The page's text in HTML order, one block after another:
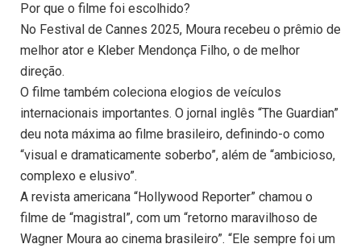
Por que o filme foi escolhido?
No Festival de Cannes 2025, Moura recebeu o prêmio de
melhor ator e Kleber Mendonça Filho, o de melhor
direção.
O filme também coleciona elogios de veículos
internacionais importantes. O jornal inglês “The Guardian”
deu nota máxima ao filme brasileiro, definindo-o como
“visual e dramaticamente soberbo”, além de “ambicioso,
complexo e elusivo”.
A revista americana “Hollywood Reporter” chamou o
filme de “magistral”, com um “retorno maravilhoso de
Wagner Moura ao cinema brasileiro”. “Ele sempre foi um